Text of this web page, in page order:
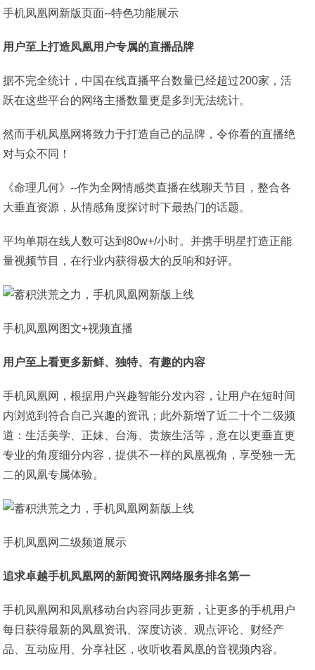
手机凤凰网新版页面--特色功能展示
用户至上打造凤凰用户专属的直播品牌
据不完全统计，中国在线直播平台数量已经超过200家，活
跃在这些平台的网络主播数量更是多到无法统计。
然而手机凤凰网将致力于打造自己的品牌，令你看的直播绝
对与众不同！
《命理几何》--作为全网情感类直播在线聊天节目，整合各
大垂直资源，从情感角度探讨时下最热门的话题。
平均单期在线人数可达到80w+/小时。并携手明星打造正能
量视频节目，在行业内获得极大的反响和好评。
手机凤凰网图文+视频直播
用户至上看更多新鲜、独特、有趣的内容
手机凤凰网，根据用户兴趣智能分发内容，让用户在短时间
内浏览到符合自己兴趣的资讯；此外新增了近二十个二级频
道：生活美学、正妹、台海、贵族生活等，意在以更垂直更
专业的角度细分内容，提供不一样的凤凰视角，享受独一无
二的凤凰专属体验。
手机凤凰网二级频道展示
追求卓越手机凤凰网的新闻资讯网络服务排名第一
手机凤凰网和凤凰移动台内容同步更新，让更多的手机用户
每日获得最新的凤凰资讯、深度访谈、观点评论、财经产
品、互动应用、分享社区，收听收看凤凰的音视频内容。